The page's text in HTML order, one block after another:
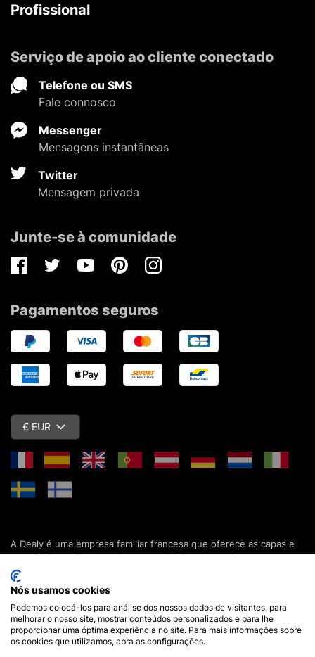
Profissional
Serviço de apoio ao cliente conectado
Telefone ou SMS
Fale connosco
Messenger
Mensagens instantâneas
Twitter
Mensagem privada
Junte-se à comunidade
FacebookTwitterYoutubePinterestInstagram
Pagamentos seguros
€ EUR
A Dealy é uma empresa familiar francesa que oferece as capas e
acessórios mais baratos do mercado. Descubra todas as nossas
colecções de capas, estojos, protecções de ecrã e acessórios
para o seu smartphone, tablet, computador ou relógio conectado.
Desde 2012, apresentamos novidades todos os dias para lhe
oferecer ainda mais opções de escolha. Mais de 600.000 clientes
em França e em todo o mundo já confiam na Dealy. Se tiver
alguma pergunta, a nossa equipa está disponível 7 dias por
Nós usamos cookies
Podemos colocá-los para análise dos nossos dados de visitantes, para
melhorar o nosso site, mostrar conteúdos personalizados e para lhe
proporcionar uma óptima experiência no site. Para mais informações sobre
os cookies que utilizamos, abra as configurações.